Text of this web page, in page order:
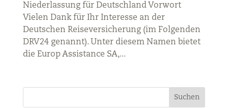
Niederlassung für Deutschland Vorwort
Vielen Dank für Ihr Interesse an der
Deutschen Reiseversicherung (im Folgenden
DRV24 genannt). Unter diesem Namen bietet
die Europ Assistance SA,...